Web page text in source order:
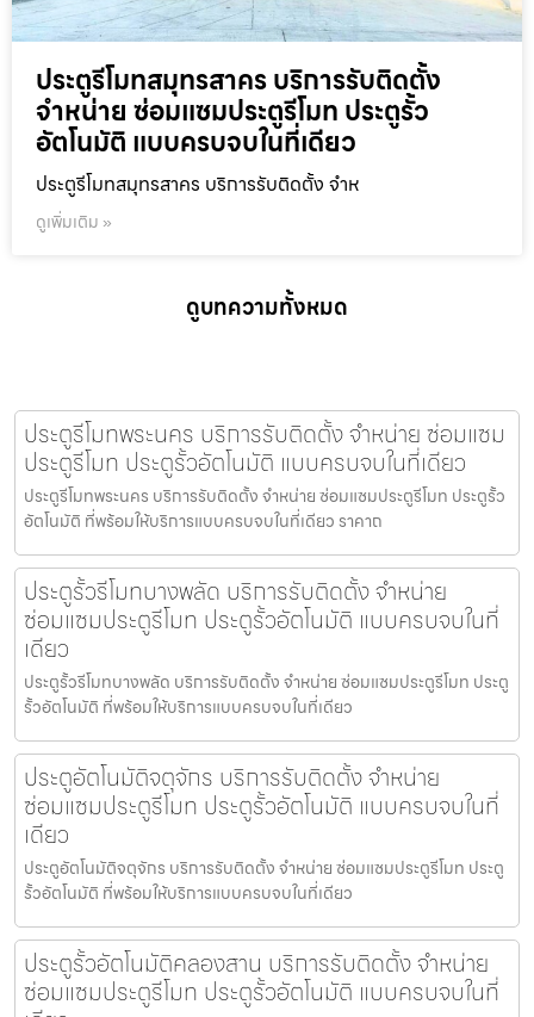
ประตูรีโมทสมุทรสาคร บริการรับติดตั้ง
จำหน่าย ซ่อมแซมประตูรีโมท ประตูรั้ว
อัตโนมัติ แบบครบจบในที่เดียว
ประตูรีโมทสมุทรสาคร บริการรับติดตั้ง จำห
ดูเพิ่มเติม »
ดูบทความทั้งหมด
ประตูรีโมทพระนคร บริการรับติดตั้ง จำหน่าย ซ่อมแซม
ประตูรีโมท ประตูรั้วอัตโนมัติ แบบครบจบในที่เดียว
ประตูรีโมทพระนคร บริการรับติดตั้ง จำหน่าย ซ่อมแซมประตูรีโมท ประตูรั้ว
อัตโนมัติ ที่พร้อมให้บริการแบบครบจบในที่เดียว ราคาถ
ประตูรั้วรีโมทบางพลัด บริการรับติดตั้ง จำหน่าย
ซ่อมแซมประตูรีโมท ประตูรั้วอัตโนมัติ แบบครบจบในที่
เดียว
ประตูรั้วรีโมทบางพลัด บริการรับติดตั้ง จำหน่าย ซ่อมแซมประตูรีโมท ประตู
รั้วอัตโนมัติ ที่พร้อมให้บริการแบบครบจบในที่เดียว
ประตูอัตโนมัติจตุจักร บริการรับติดตั้ง จำหน่าย
ซ่อมแซมประตูรีโมท ประตูรั้วอัตโนมัติ แบบครบจบในที่
เดียว
ประตูอัตโนมัติจตุจักร บริการรับติดตั้ง จำหน่าย ซ่อมแซมประตูรีโมท ประตู
รั้วอัตโนมัติ ที่พร้อมให้บริการแบบครบจบในที่เดียว
ประตูรั้วอัตโนมัติคลองสาน บริการรับติดตั้ง จำหน่าย
ซ่อมแซมประตูรีโมท ประตูรั้วอัตโนมัติ แบบครบจบในที่